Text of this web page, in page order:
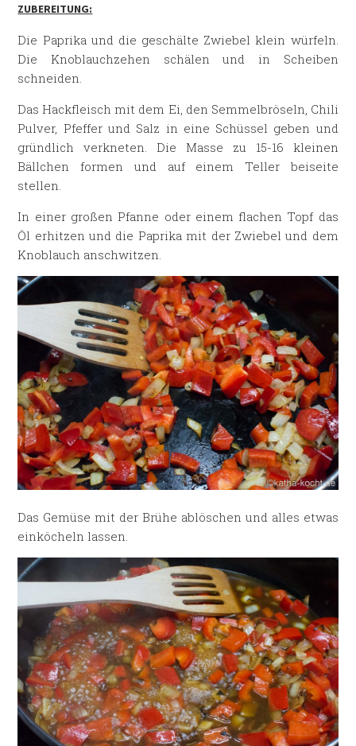
ZUBEREITUNG:
Die Paprika und die geschälte Zwiebel klein würfeln.
Die Knoblauchzehen schälen und in Scheiben
schneiden.
Das Hackfleisch mit dem Ei, den Semmelbröseln, Chili
Pulver, Pfeffer und Salz in eine Schüssel geben und
gründlich verkneten. Die Masse zu 15-16 kleinen
Bällchen formen und auf einem Teller beiseite
stellen.
In einer großen Pfanne oder einem flachen Topf das
Öl erhitzen und die Paprika mit der Zwiebel und dem
Knoblauch anschwitzen.
Das Gemüse mit der Brühe ablöschen und alles etwas
einköcheln lassen.